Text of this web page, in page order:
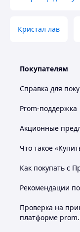
Кристал лав
Покупателям
Справка для
Prom-поддержка
Акционные
Что такое
Как покупать с
Рекомендации
Проверка на
платформе